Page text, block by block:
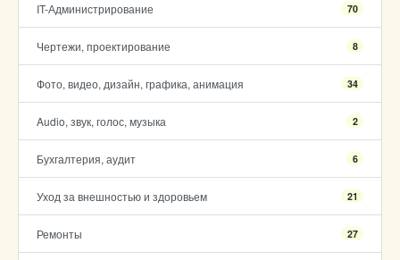
IT-Администрирование 70
Чертежи, проектирование 8
Фото, видео, дизайн, графика, анимация 34
Audio, звук, голос, музыка 2
Бухгалтерия, аудит 6
Уход за внешностью и здоровьем 21
Ремонты 27